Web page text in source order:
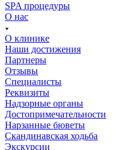
SPA процедуры
О нас
О клинике
Наши достижения
Партнеры
Отзывы
Специалисты
Реквизиты
Надзорные органы
Достопримечательности
Нарзанные бюветы
Скандинавская ходьба
Экскурсии